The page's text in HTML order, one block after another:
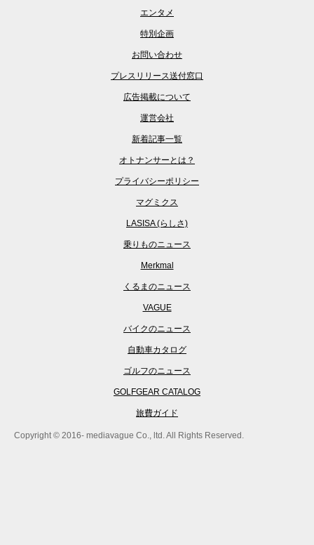
エンタメ
特別企画
お問い合わせ
プレスリリース送付窓口
広告掲載について
運営会社
新着記事一覧
オトナンサーとは？
プライバシーポリシー
マグミクス
LASISA (らしさ)
乗りものニュース
Merkmal
くるまのニュース
VAGUE
バイクのニュース
自動車カタログ
ゴルフのニュース
GOLFGEAR CATALOG
旅費ガイド
Copyright © 2016- mediavague Co., ltd. All Rights Reserved.